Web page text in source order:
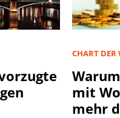
CHART DER
mit
mehr